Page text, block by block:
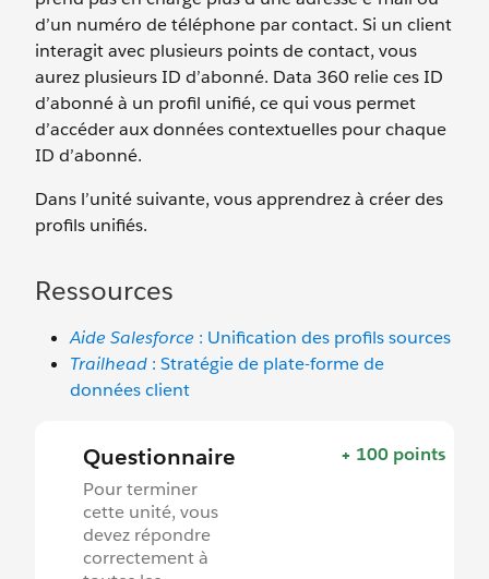
d’un numéro de téléphone par contact. Si un client
interagit avec plusieurs points de contact, vous
aurez plusieurs ID d’abonné. Data 360 relie ces ID
d’abonné à un profil unifié, ce qui vous permet
d’accéder aux données contextuelles pour chaque
ID d’abonné.
Dans l’unité suivante, vous apprendrez à créer des
profils unifiés.
Ressources
Aide Salesforce : Unification des profils sources
Trailhead : Stratégie de plate-forme de
données client